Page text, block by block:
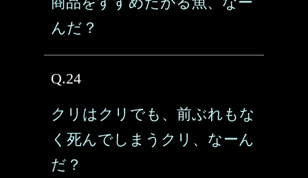
んだ？
Q.24
クリはクリでも、前ぶれもな
く死んでしまうクリ、なーん
だ？